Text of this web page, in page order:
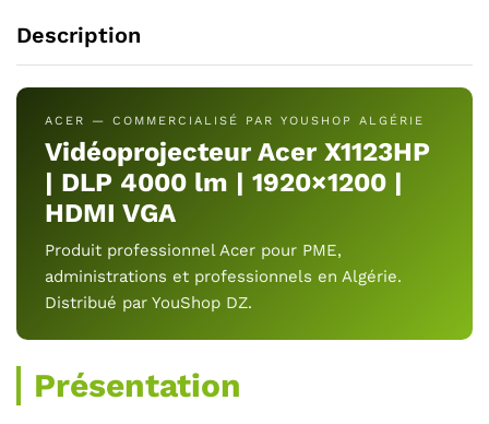
Description
ACER — COMMERCIALISÉ PAR YOUSHOP ALGÉRIE
Vidéoprojecteur Acer X1123HP
| DLP 4000 lm | 1920×1200 |
HDMI VGA
Produit professionnel Acer pour PME,
administrations et professionnels en Algérie.
Distribué par YouShop DZ.
Présentation